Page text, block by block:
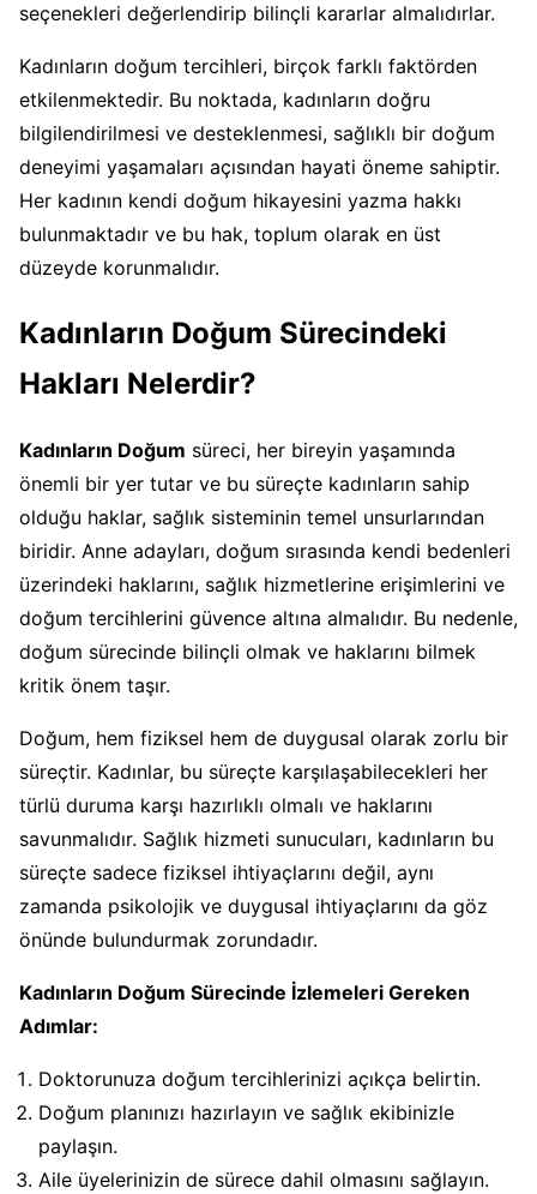
seçenekleri değerlendirip bilinçli kararlar almalıdırlar.
Kadınların doğum tercihleri, birçok farklı faktörden
etkilenmektedir. Bu noktada, kadınların doğru
bilgilendirilmesi ve desteklenmesi, sağlıklı bir doğum
deneyimi yaşamaları açısından hayati öneme sahiptir.
Her kadının kendi doğum hikayesini yazma hakkı
bulunmaktadır ve bu hak, toplum olarak en üst
düzeyde korunmalıdır.
Kadınların Doğum Sürecindeki
Hakları Nelerdir?
Kadınların Doğum süreci, her bireyin yaşamında
önemli bir yer tutar ve bu süreçte kadınların sahip
olduğu haklar, sağlık sisteminin temel unsurlarından
biridir. Anne adayları, doğum sırasında kendi bedenleri
üzerindeki haklarını, sağlık hizmetlerine erişimlerini ve
doğum tercihlerini güvence altına almalıdır. Bu nedenle,
doğum sürecinde bilinçli olmak ve haklarını bilmek
kritik önem taşır.
Doğum, hem fiziksel hem de duygusal olarak zorlu bir
süreçtir. Kadınlar, bu süreçte karşılaşabilecekleri her
türlü duruma karşı hazırlıklı olmalı ve haklarını
savunmalıdır. Sağlık hizmeti sunucuları, kadınların bu
süreçte sadece fiziksel ihtiyaçlarını değil, aynı
zamanda psikolojik ve duygusal ihtiyaçlarını da göz
önünde bulundurmak zorundadır.
Kadınların Doğum Sürecinde İzlemeleri Gereken
Adımlar:
Doktorunuza doğum tercihlerinizi açıkça belirtin.
Doğum planınızı hazırlayın ve sağlık ekibinizle
paylaşın.
Aile üyelerinizin de sürece dahil olmasını sağlayın.